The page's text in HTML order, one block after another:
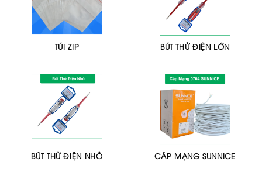
TÚI ZIP BÚT THỬ ĐIỆN LỚN
BÚT THỬ ĐIỆN NHỎ CÁP MẠNG SUNNICE